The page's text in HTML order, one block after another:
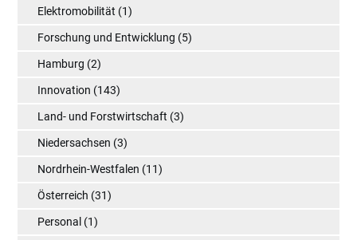
Elektromobilität (1)
Forschung und Entwicklung (5)
Hamburg (2)
Innovation (143)
Land- und Forstwirtschaft (3)
Niedersachsen (3)
Nordrhein-Westfalen (11)
Österreich (31)
Personal (1)